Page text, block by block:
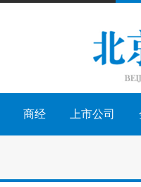
商经 上市公司